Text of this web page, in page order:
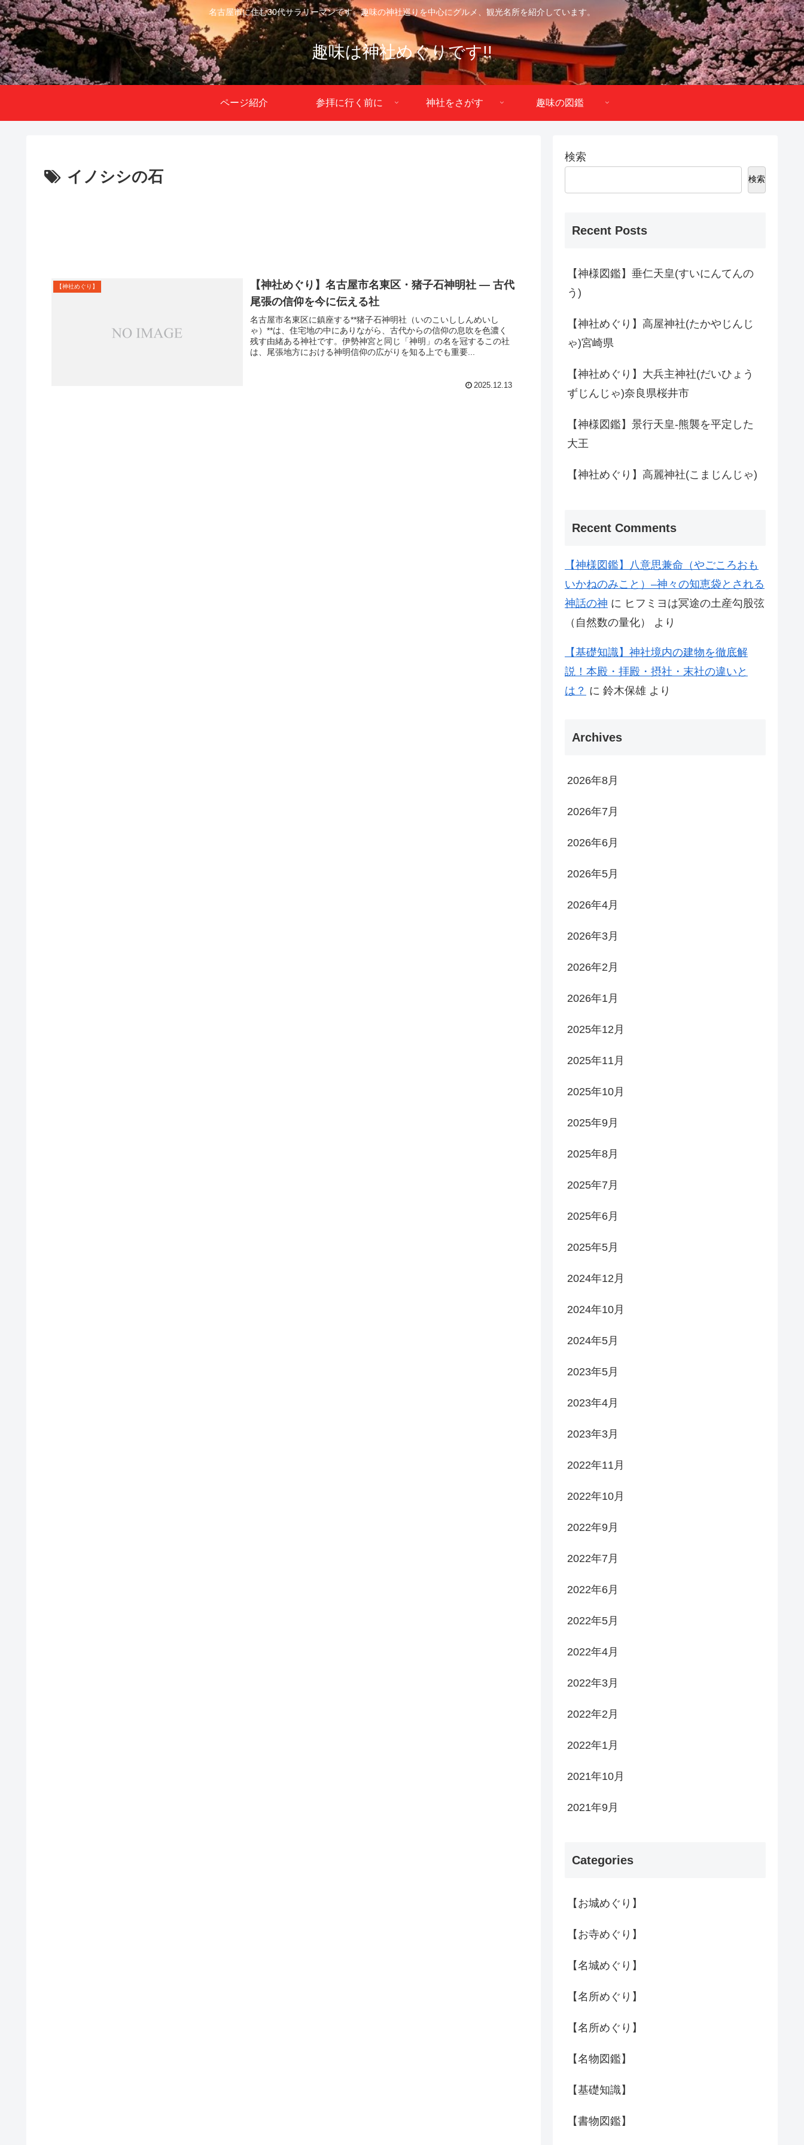
名古屋市に住む30代サラリーマンです。趣味の神社巡りを中心にグルメ、観光名所を紹介しています。
趣味は神社めぐりです!!
ページ紹介 参拝に行く前に 神社をさがす 趣味の図鑑
イノシシの石
【神社めぐり】
【神社めぐり】名古屋市名東区・猪子石神明社 ― 古代
尾張の信仰を今に伝える社
名古屋市名東区に鎮座する**猪子石神明社（いのこいししんめいし
ゃ）**は、住宅地の中にありながら、古代からの信仰の息吹を色濃く
残す由緒ある神社です。伊勢神宮と同じ「神明」の名を冠するこの社
は、尾張地方における神明信仰の広がりを知る上でも重要...
2025.12.13
検索
検索
Recent Posts
【神様図鑑】垂仁天皇(すいにんてんの
う)
【神社めぐり】高屋神社(たかやじんじ
ゃ)宮崎県
【神社めぐり】大兵主神社(だいひょう
ずじんじゃ)奈良県桜井市
【神様図鑑】景行天皇-熊襲を平定した
大王
【神社めぐり】高麗神社(こまじんじゃ)
Recent Comments
【神様図鑑】八意思兼命（やごころおも
いかねのみこと）–神々の知恵袋とされる
神話の神 に ヒフミヨは冥途の土産勾股弦
（自然数の量化）
より
【基礎知識】神社境内の建物を徹底解
説！本殿・拝殿・摂社・末社の違いと
は？ に 鈴木保雄 より
Archives
2026年8月
2026年7月
2026年6月
2026年5月
2026年4月
2026年3月
2026年2月
2026年1月
2025年12月
2025年11月
2025年10月
2025年9月
2025年8月
2025年7月
2025年6月
2025年5月
2024年12月
2024年10月
2024年5月
2023年5月
2023年4月
2023年3月
2022年11月
2022年10月
2022年9月
2022年7月
2022年6月
2022年5月
2022年4月
2022年3月
2022年2月
2022年1月
2021年10月
2021年9月
Categories
【お城めぐり】
【お寺めぐり】
【名城めぐり】
【名所めぐり】
【名所めぐり】
【名物図鑑】
【基礎知識】
【書物図鑑】